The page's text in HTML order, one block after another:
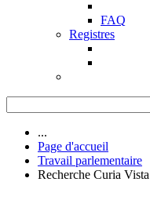
FAQ
Registres
...
Page d'accueil
Travail parlementaire
Recherche Curia Vista